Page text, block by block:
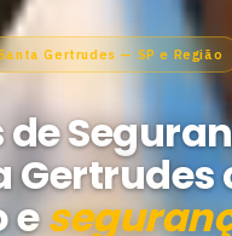
Gertrudes — SP e Região
de
Gertrudes
e